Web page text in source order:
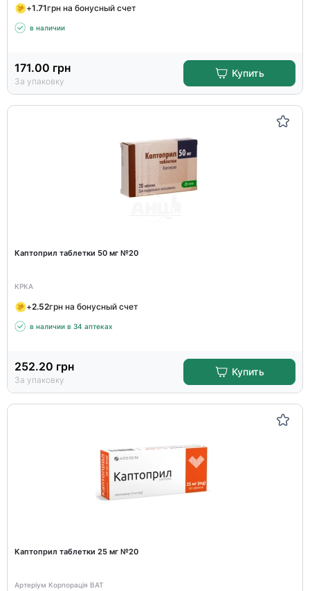
+1.71грн на бонусный счет
в наличии
171.00 грн
За упаковку
Купить
Каптоприл таблетки 50 мг №20
КРКА
+2.52грн на бонусный счет
в наличии в 34 аптеках
252.20 грн
За упаковку
Купить
Каптоприл таблетки 25 мг №20
Артеріум Корпорація ВАТ